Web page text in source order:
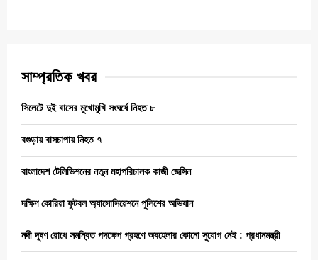
সাম্প্রতিক খবর
সিলেটে দুই বাসের মুখোমুখি সংঘর্ষে নিহত ৮
বগুড়ায় বাসচাপায় নিহত ৭
বাংলাদেশ টেলিভিশনের নতুন মহাপরিচালক কাজী জেসিন
দক্ষিণ কোরিয়া ফুটবল অ্যাসোসিয়েশনে পুলিশের অভিযান
নদী দূষণ রোধে সমন্বিত পদক্ষেপ গ্রহণে অবহেলার কোনো সুযোগ নেই : প্রধানমন্ত্রী